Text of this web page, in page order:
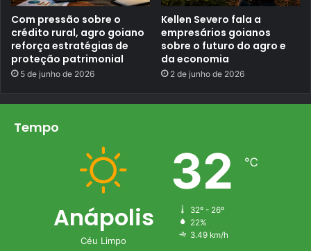
p
r
e
i
s
ã
a
Com pressão sobre o
crédito rural, agro goiano
reforça estratégias de
proteção patrimonial
5 de junho de 2026
Kellen Severo fala a
empresários goianos
sobre o futuro do agro e
da economia
2 de junho de 2026
Tempo
Anápolis
Céu Limpo
32 ℃
32º - 26º
22%
3.49 km/h